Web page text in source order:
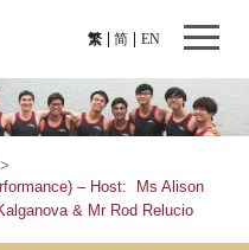
繁 EN
简
>
– Host: Ms Alison
& Mr Rod Relucio